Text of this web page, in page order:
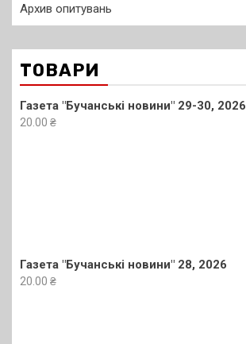
Архив опитувань
ТОВАРИ
Газета "Бучанські новини" 29-30, 2026
20.00 ₴
Газета "Бучанські новини" 28, 2026
20.00 ₴